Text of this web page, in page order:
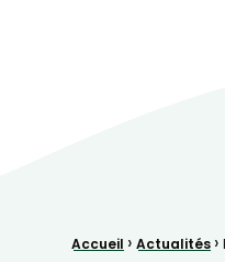
Réserve Naturelle
Accueil › Actualités ›